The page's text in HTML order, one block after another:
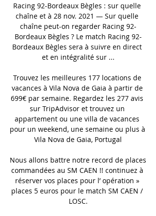
Racing 92-Bordeaux Bègles : sur quelle
chaîne et à 28 nov. 2021 — Sur quelle
chaîne peut-on regarder Racing 92-
Bordeaux Bègles ? Le match Racing 92-
Bordeaux Bègles sera à suivre en direct
et en intégralité sur ...
Trouvez les meilleures 177 locations de
vacances à Vila Nova de Gaia à partir de
699€ par semaine. Regardez les 277 avis
sur TripAdvisor et trouvez un
appartement ou une villa de vacances
pour un weekend, une semaine ou plus à
Vila Nova de Gaia, Portugal
Nous allons battre notre record de places
commandées au SM CAEN !! continuez à
réserver vos places pour l’ opération »
places 5 euros pour le match SM CAEN /
LOSC.